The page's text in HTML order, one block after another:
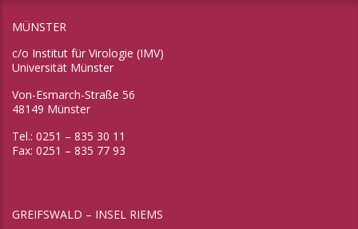
MÜNSTER
c/o Institut für Virologie (IMV)
Universität Münster
Von-Esmarch-Straße 56
48149 Münster
Tel.: 0251 – 835 30 11
Fax: 0251 – 835 77 93
GREIFSWALD – INSEL RIEMS